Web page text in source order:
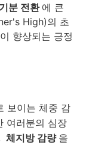
분 전환 에 큰
High)의 초
향상되는 긍정
보이는 체중 감
여러분의 심장
체지방 감량 을